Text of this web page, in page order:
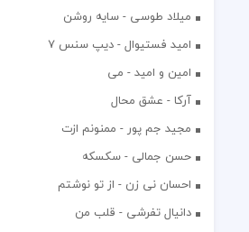
میلاد طوسی - سایه روشن
اميد فستيوال - ديپ سنس ۷
امین و امید - می
آرکا - عشق محال
مجید جم پور - ممنونم ازت
حسن جمالی - سکسکه
احسان نی زن - از تو نوشتم
دانیال تفرشی - قلب من